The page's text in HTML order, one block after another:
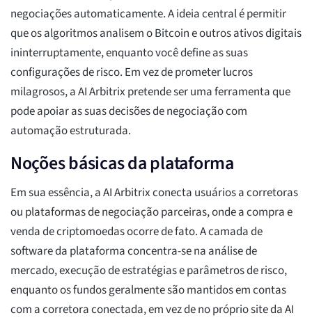
negociações automaticamente. A ideia central é permitir
que os algoritmos analisem o Bitcoin e outros ativos digitais
ininterruptamente, enquanto você define as suas
configurações de risco. Em vez de prometer lucros
milagrosos, a AI Arbitrix pretende ser uma ferramenta que
pode apoiar as suas decisões de negociação com
automação estruturada.
Noções básicas da plataforma
Em sua essência, a AI Arbitrix conecta usuários a corretoras
ou plataformas de negociação parceiras, onde a compra e
venda de criptomoedas ocorre de fato. A camada de
software da plataforma concentra-se na análise de
mercado, execução de estratégias e parâmetros de risco,
enquanto os fundos geralmente são mantidos em contas
com a corretora conectada, em vez de no próprio site da AI